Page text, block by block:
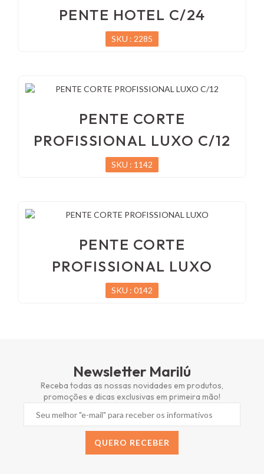
PENTE HOTEL C/24
SKU : 2285
PENTE CORTE
PROFISSIONAL LUXO C/12
SKU : 1142
PENTE CORTE
PROFISSIONAL LUXO
SKU : 0142
Newsletter Marilú
Receba todas as nossas novidades em produtos,
promoções e dicas exclusivas em primeira mão!
QUERO RECEBER